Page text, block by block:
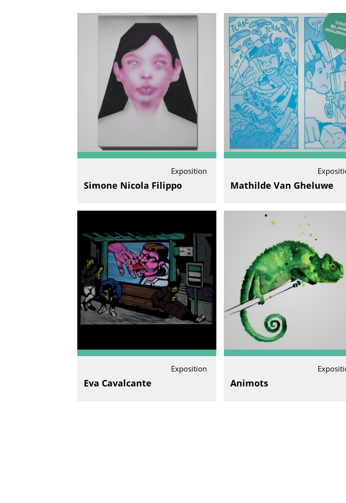
Exposition
Simone Nicola Filippo Mathilde Van Gheluwe
Exposition
Eva Cavalcante Animots